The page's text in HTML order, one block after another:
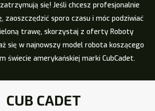
się! Jeśli chcesz profesjonalnie
zaoszczędzić sporo czasu i móc podziwiać
trawę, skorzystaj z oferty Roboty
się w najnowszy model robota koszącego
świecie amerykańskiej marki CubCadet.
CUB CADET